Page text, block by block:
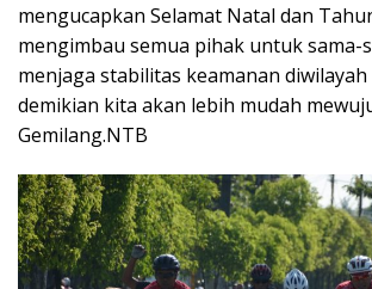
mengucapkan Selamat Natal dan
mengimbau semua pihak untuk sama-
menjaga stabilitas keamanan
demikian kita akan lebih mudah
Gemilang.NTB